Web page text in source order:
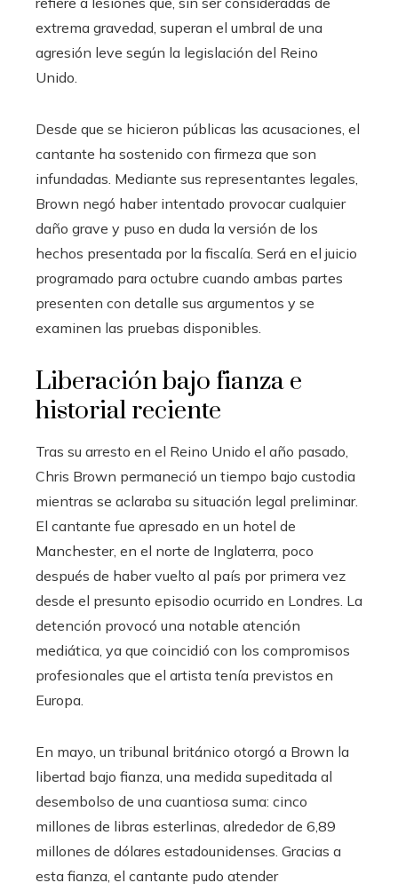
extrema gravedad, superan el umbral de una
agresión leve según la legislación del Reino
Unido.
Desde que se hicieron públicas las acusaciones, el
cantante ha sostenido con firmeza que son
infundadas. Mediante sus representantes legales,
Brown negó haber intentado provocar cualquier
daño grave y puso en duda la versión de los
hechos presentada por la fiscalía. Será en el juicio
programado para octubre cuando ambas partes
presenten con detalle sus argumentos y se
examinen las pruebas disponibles.
Liberación bajo fianza e
historial reciente
Tras su arresto en el Reino Unido el año pasado,
Chris Brown permaneció un tiempo bajo custodia
mientras se aclaraba su situación legal preliminar.
El cantante fue apresado en un hotel de
Manchester, en el norte de Inglaterra, poco
después de haber vuelto al país por primera vez
desde el presunto episodio ocurrido en Londres. La
detención provocó una notable atención
mediática, ya que coincidió con los compromisos
profesionales que el artista tenía previstos en
Europa.
En mayo, un tribunal británico otorgó a Brown la
libertad bajo fianza, una medida supeditada al
desembolso de una cuantiosa suma: cinco
millones de libras esterlinas, alrededor de 6,89
millones de dólares estadounidenses. Gracias a
esta fianza, el cantante pudo atender